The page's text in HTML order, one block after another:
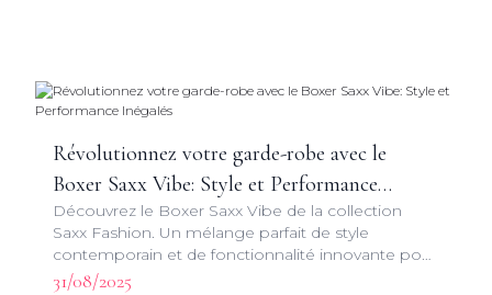
Révolutionnez votre garde-robe avec le
Boxer Saxx Vibe: Style et Performance
Inégalés
Découvrez le Boxer Saxx Vibe de la collection
Saxx Fashion. Un mélange parfait de style
contemporain et de fonctionnalité innovante pour
une expérience de port incomparable.
31/08/2025